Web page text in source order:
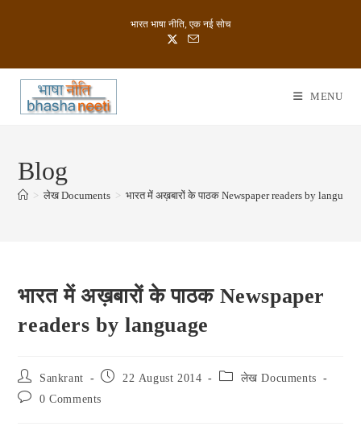
भारत भाषा नीति, एक नई सोच
MENU
Blog
> लेख Documents > भारत में अख़बारों के पाठक Newspaper readers by language
भारत में अख़बारों के पाठक Newspaper
readers by language
Post
author:
Sankrant
Post 22 August 2014
Post
लेख Documents
Post 0 Comments